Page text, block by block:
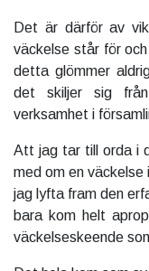
Det är därför av
väckelse står för
detta glömmer
det skiljer sig från
verksamhet i
Att jag tar till orda i
med om en väckelse
jag lyfta fram den
bara kom helt
väckelseskeende